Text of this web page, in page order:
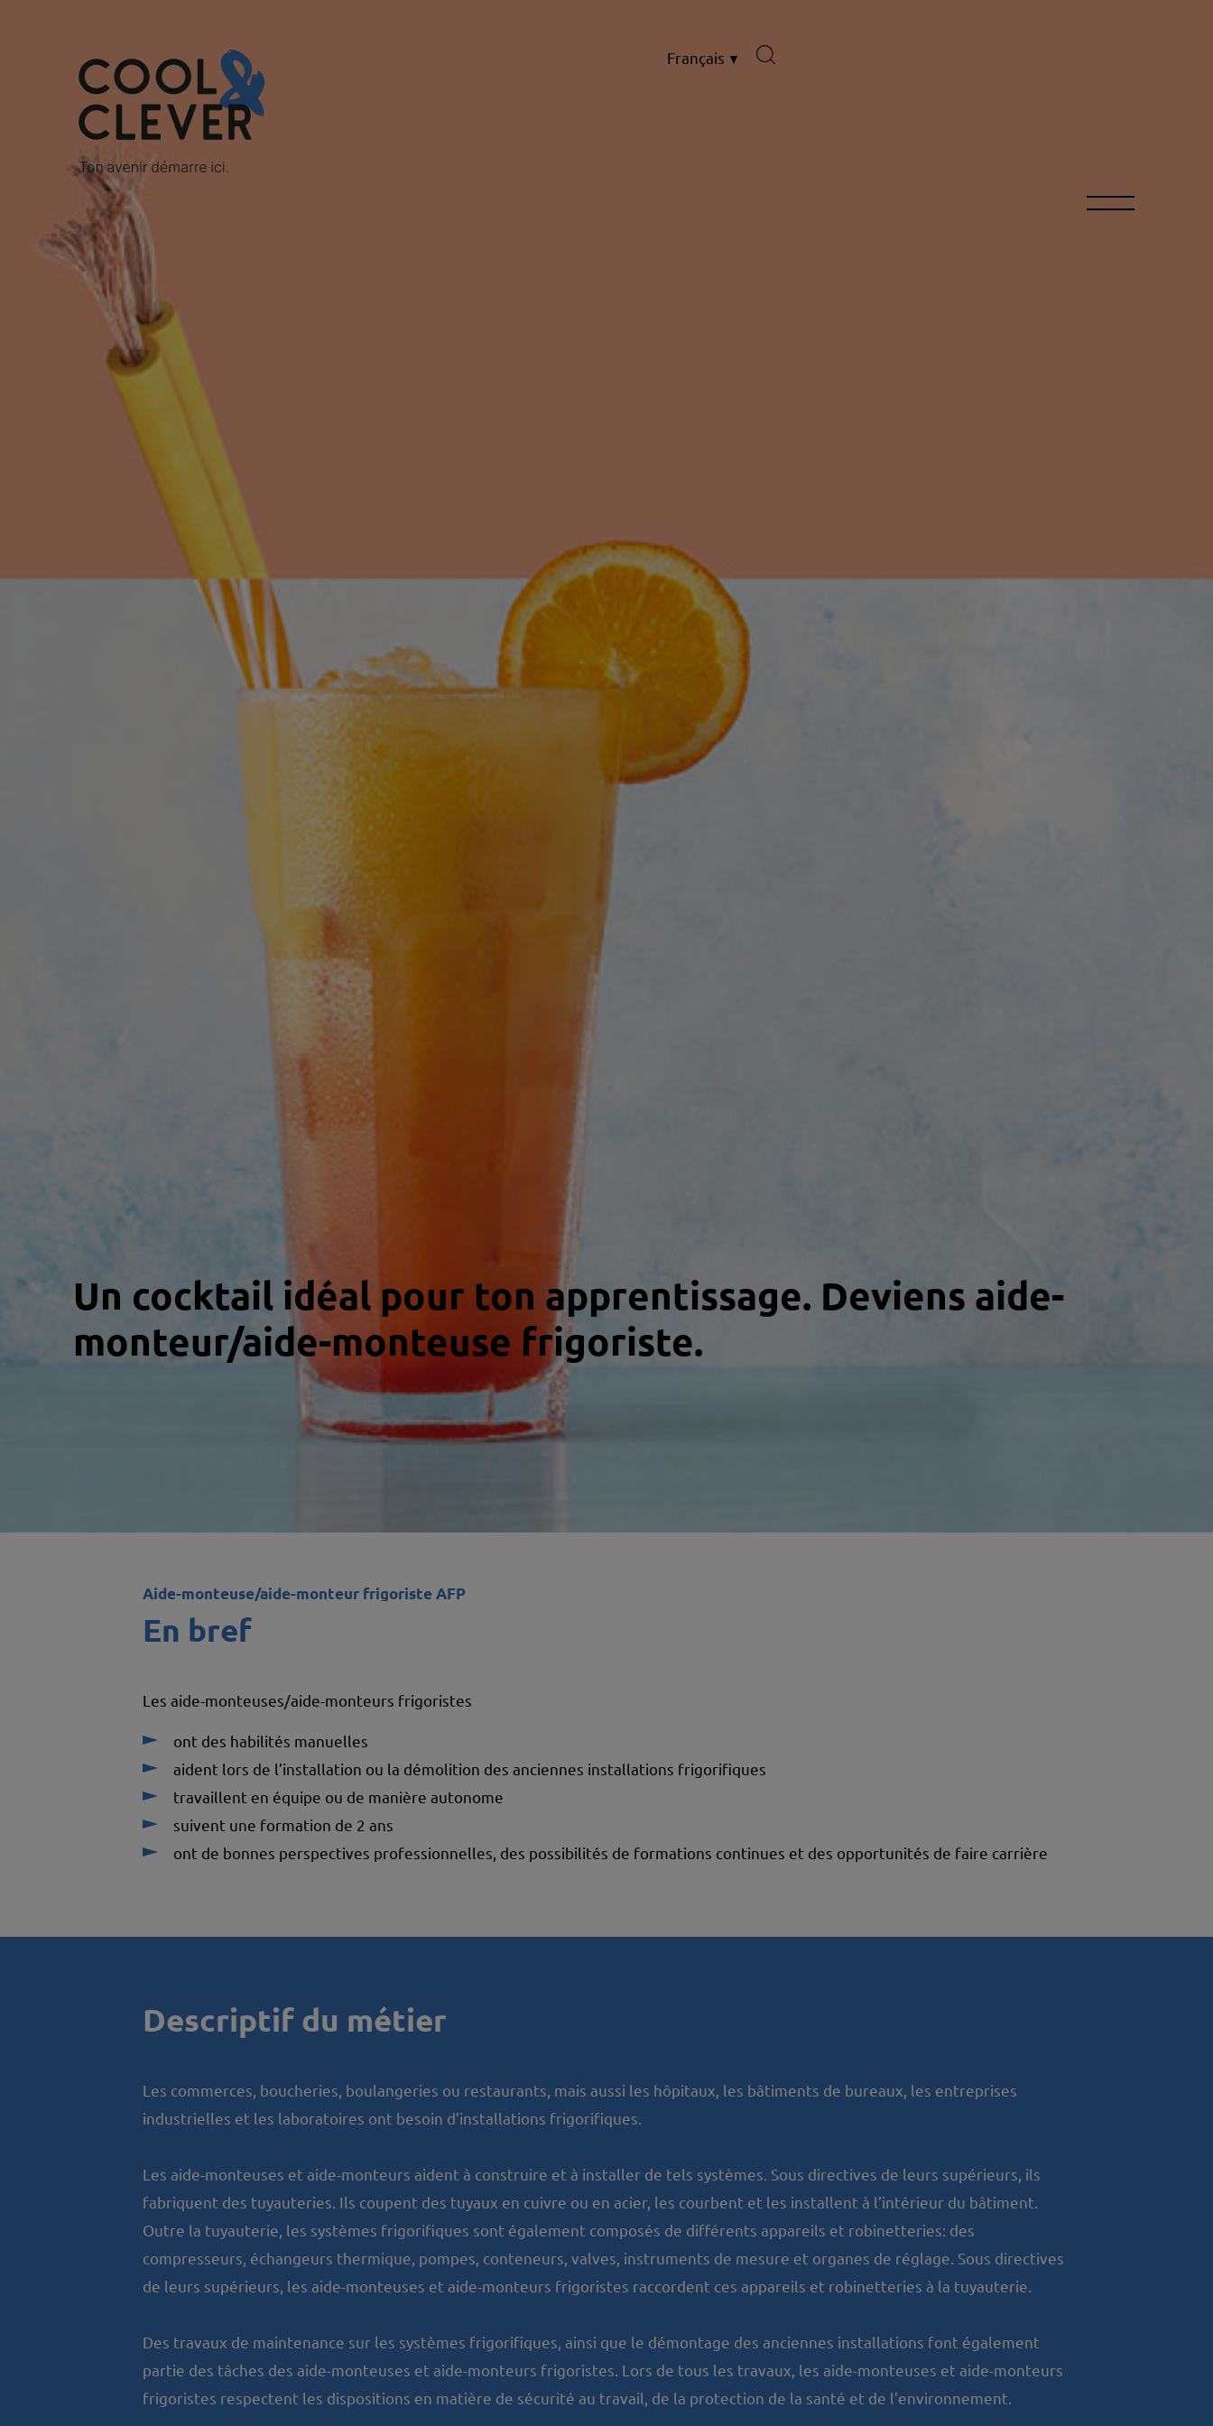
Français
Un cocktail idéal pour ton apprentissage. Deviens aide-
monteur/aide-monteuse frigoriste.
Aide-monteuse/aide-monteur frigoriste AFP
En bref
Les aide-monteuses/aide-monteurs frigoristes
ont des habilités manuelles
aident lors de l’installation ou la démolition des anciennes installations frigorifiques
travaillent en équipe ou de manière autonome
suivent une formation de 2 ans
ont de bonnes perspectives professionnelles, des possibilités de formations continues et des opportunités de faire carrière
Descriptif du métier
Les commerces, boucheries, boulangeries ou restaurants, mais aussi les hôpitaux, les bâtiments de bureaux, les entreprises
industrielles et les laboratoires ont besoin d’installations frigorifiques.
Les aide-monteuses et aide-monteurs aident à construire et à installer de tels systèmes. Sous directives de leurs supérieurs, ils
fabriquent des tuyauteries. Ils coupent des tuyaux en cuivre ou en acier, les courbent et les installent à l’intérieur du bâtiment.
Outre la tuyauterie, les systèmes frigorifiques sont également composés de différents appareils et robinetteries: des
compresseurs, échangeurs thermique, pompes, conteneurs, valves, instruments de mesure et organes de réglage. Sous directives
de leurs supérieurs, les aide-monteuses et aide-monteurs frigoristes raccordent ces appareils et robinetteries à la tuyauterie.
Des travaux de maintenance sur les systèmes frigorifiques, ainsi que le démontage des anciennes installations font également
partie des tâches des aide-monteuses et aide-monteurs frigoristes. Lors de tous les travaux, les aide-monteuses et aide-monteurs
frigoristes respectent les dispositions en matière de sécurité au travail, de la protection de la santé et de l’environnement.